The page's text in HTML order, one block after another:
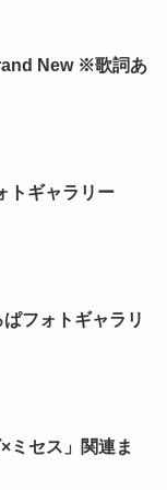
New ※歌詞あ
トギャラリー
ぱフォトギャラリ
ミセス」関連ま